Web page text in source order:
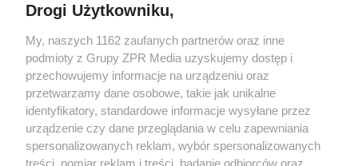
Żaden utwór zamieszczony w serwisie nie może być powielany i
rozpowszechniany lub dalej rozpowszechniany w jakikolwiek sposób (w
tym także elektroniczny lub mechaniczny) na jakimkolwiek polu
eksploatacji w jakiejkolwiek formie, włącznie z umieszczaniem w
Internecie bez pisemnej zgody właściciela praw. Jakiekolwiek użycie lub
wykorzystanie utworów w całości lub w części z naruszeniem prawa,
tzn. bez właściwej zgody, jest zabronione pod groźbą kary i może być
ścigane prawnie.
Drogi Użytkowniku,
My, naszych 1162 zaufanych partnerów oraz inne
podmioty z Grupy ZPR Media uzyskujemy dostęp i
przechowujemy informacje na urządzeniu oraz
przetwarzamy dane osobowe, takie jak unikalne
identyfikatory, standardowe informacje wysyłane przez
urządzenie czy dane przeglądania w celu zapewniania
spersonalizowanych reklam, wybór spersonalizowanych
treści, pomiar reklam i treści, badanie odbiorców oraz